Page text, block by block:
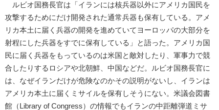
ルビオ国務長官は「イランには核兵器以外にアメリカ国民を
攻撃するためにだけ開発された通常兵器も保有している。アメ
リカ本土に届く兵器の開発を進めていてヨーロッパの大部分を
射程にした兵器をすでに保有している」と語った。アメリカ国
民に届く兵器をもっているのは米国と敵対したり、軍事力で競
合したりするロシアや北朝鮮、中国などだ。ルビオ国務長官に
は、なぜイランだけが危険なのかその説明がないし、イランは
アメリカ本土に届くミサイルを保有しそうにない。米議会図書
館（Library of Congress）の情報でもイランの中距離弾道ミサ